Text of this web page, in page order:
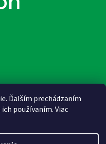
Ďalším prechádzaním
používaním. Viac